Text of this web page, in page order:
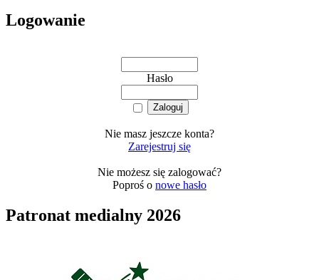
Logowanie
Hasło
Nie masz jeszcze konta?
Zarejestruj się
Nie możesz się zalogować?
Poproś o nowe hasło
Patronat medialny 2026